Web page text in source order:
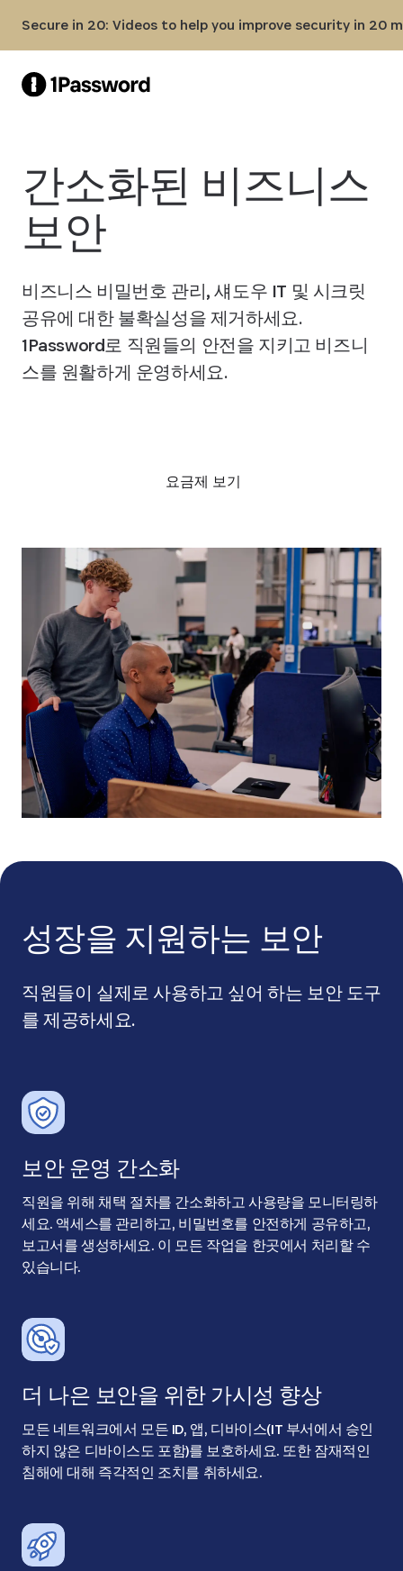
Secure in 20: Videos to help you improve security in 20
간소화된 비즈니스
보안
비즈니스 비밀번호 관리, 섀도우 IT 및 시크릿
공유에 대한 불확실성을 제거하세요.
1Password로 직원들의 안전을 지키고 비즈니
스를 원활하게 운영하세요.
요금제 보기
성장을 지원하는 보안
직원들이 실제로 사용하고 싶어 하는 보안 도구
를 제공하세요.
보안 운영 간소화
직원을 위해 채택 절차를 간소화하고 사용량을 모니터링하
세요. 액세스를 관리하고, 비밀번호를 안전하게 공유하고,
보고서를 생성하세요. 이 모든 작업을 한곳에서 처리할 수
있습니다.
더 나은 보안을 위한 가시성 향상
모든 네트워크에서 모든 ID, 앱, 디바이스(IT 부서에서 승인
하지 않은 디바이스도 포함)를 보호하세요. 또한 잠재적인
침해에 대해 즉각적인 조치를 취하세요.